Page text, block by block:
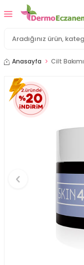
Anasayfa Cilt Bakımı